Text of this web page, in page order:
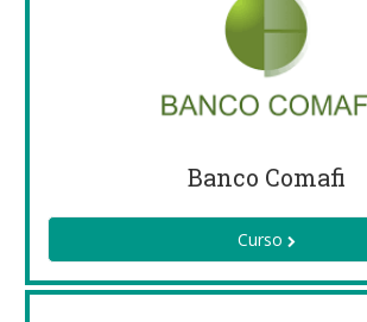
Banco Comafi
Curso